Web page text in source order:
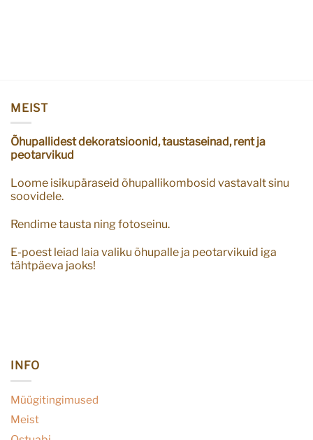
MEIST
Õhupallidest dekoratsioonid, taustaseinad, rent ja
peotarvikud
Loome isikupäraseid õhupallikombosid vastavalt sinu
soovidele.
Rendime tausta ning fotoseinu.
E-poest leiad laia valiku õhupalle ja peotarvikuid iga
tähtpäeva jaoks!
INFO
Müügitingimused
Meist